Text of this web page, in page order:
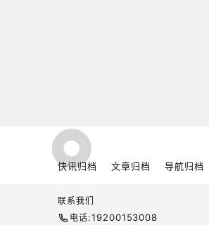
快讯归档 文章归档 导航归档
联系我们
电话:19200153008